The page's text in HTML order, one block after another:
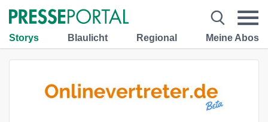
Storys Blaulicht Regional Meine Abos